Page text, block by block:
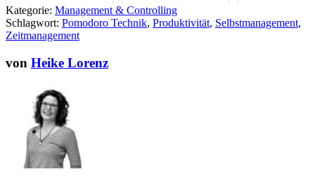
Starter und Selbstständige
Kategorie: Management & Controlling
Schlagwort: Pomodoro Technik, Produktivität, Selbstmanagement,
Zeitmanagement
von Heike Lorenz